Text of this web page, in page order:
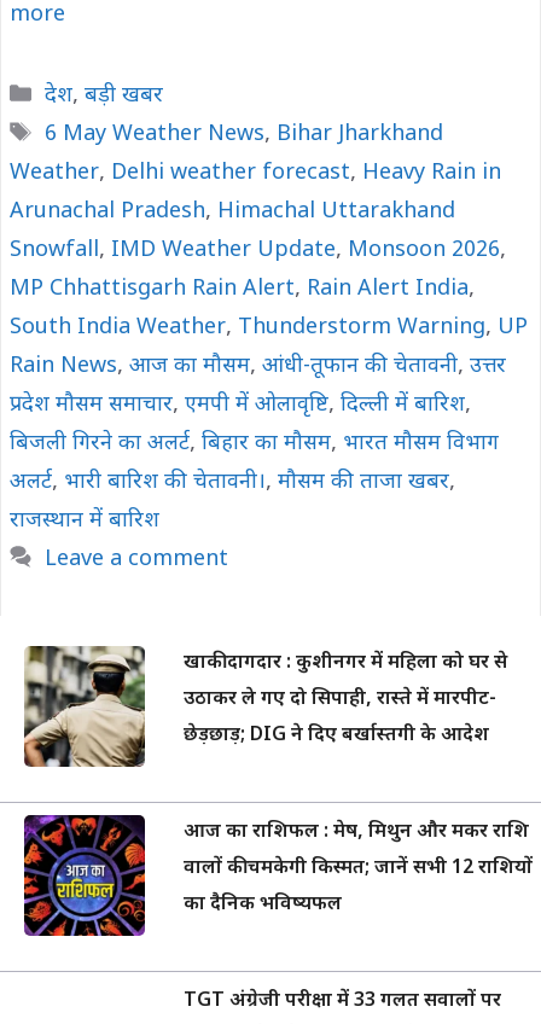
more
Categories
देश, बड़ी खबर
Tags
6 May Weather News, Bihar Jharkhand
Weather, Delhi weather forecast, Heavy Rain in
Arunachal Pradesh, Himachal Uttarakhand
Snowfall, IMD Weather Update, Monsoon 2026,
MP Chhattisgarh Rain Alert, Rain Alert India,
South India Weather, Thunderstorm Warning, UP
Rain News, आज का मौसम, आंधी-तूफान की चेतावनी, उत्तर
प्रदेश मौसम समाचार, एमपी में ओलावृष्टि, दिल्ली में बारिश,
बिजली गिरने का अलर्ट, बिहार का मौसम, भारत मौसम विभाग
अलर्ट, भारी बारिश की चेतावनी।, मौसम की ताजा खबर,
राजस्थान में बारिश
Leave a comment
खाकी दागदार : कुशीनगर में महिला को घर से
उठाकर ले गए दो सिपाही, रास्ते में मारपीट-
छेड़छाड़; DIG ने दिए बर्खास्तगी के आदेश
आज का राशिफल : मेष, मिथुन और मकर राशि
वालों की चमकेगी किस्मत; जानें सभी 12 राशियों
का दैनिक भविष्यफल
TGT अंग्रेजी परीक्षा में 33 गलत सवालों पर